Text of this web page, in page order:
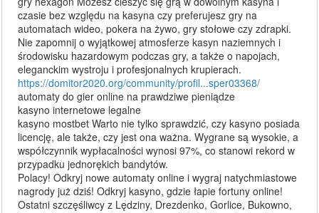
czasie bez względu na kasyna czy preferujesz gry na
automatach wideo, pokera na żywo, gry stołowe czy zdrapki.
Nie zapomnij o wyjątkowej atmosferze kasyn naziemnych i
środowisku hazardowym podczas gry, a także o napojach,
eleganckim wystroju i profesjonalnych krupierach.
https://domitor2020.org/community/profil...sper03368/
automaty do gier online na prawdziwe pieniądze
kasyno internetowe legalne
kasyno mostbet Warto nie tylko sprawdzić, czy kasyno posiada
licencję, ale także, czy jest ona ważna. Wygrane są wysokie, a
współczynnik wypłacalności wynosi 97%, co stanowi rekord w
przypadku jednorękich bandytów.
Polacy! Odkryj nowe automaty online i wygraj natychmiastowe
nagrody już dziś! Odkryj kasyno, gdzie łapie fortuny online!
Ostatni szczęśliwcy z Lędziny, Drezdenko, Gorlice, Bukowno,